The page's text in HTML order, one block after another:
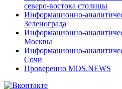
северо-востока столицы
Информационно-
Зеленограда
Информационно-
Москвы
Информационно-
Сочи
Проверенно MOS.NEWS